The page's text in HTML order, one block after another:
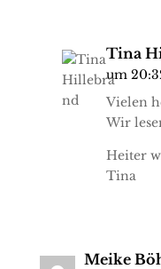
Tina
um
Vielen
Wir
Heiter
Tina
Meike